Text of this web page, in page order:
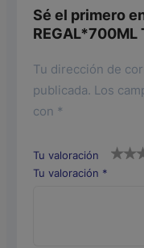
Sé el primero
REGAL*700ML
Tu dirección de
publicada. Los
con *
Tu valoración
Tu valoración *